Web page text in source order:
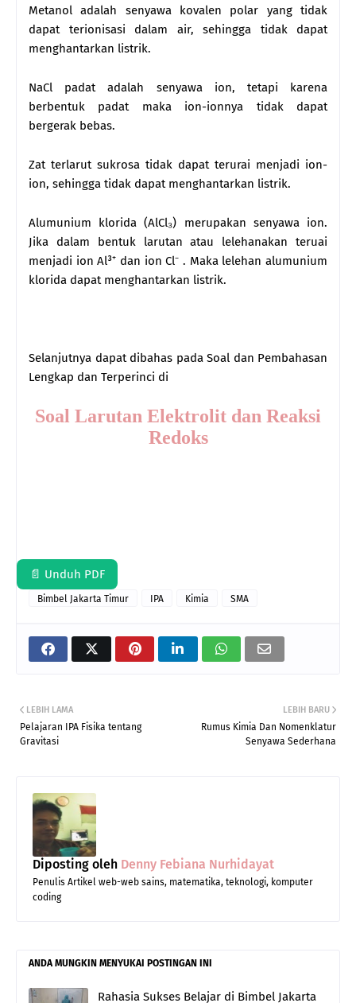
Metanol adalah senyawa kovalen polar yang tidak
dapat terionisasi dalam air, sehingga tidak dapat
menghantarkan listrik.
NaCl padat adalah senyawa ion, tetapi karena
berbentuk padat maka ion-ionnya tidak dapat
bergerak bebas.
Zat terlarut sukrosa tidak dapat terurai menjadi ion-
ion, sehingga tidak dapat menghantarkan listrik.
Alumunium klorida (AlCl₃) merupakan senyawa ion.
Jika dalam bentuk larutan atau lelehanakan teruai
menjadi ion Al³⁺ dan ion Cl⁻ . Maka lelehan alumunium
klorida dapat menghantarkan listrik.
Selanjutnya dapat dibahas pada Soal dan Pembahasan
Lengkap dan Terperinci di
Soal Larutan Elektrolit dan Reaksi
Redoks
📄 Unduh PDF
Bimbel Jakarta Timur IPA Kimia SMA
LEBIH BARU
Rumus Kimia Dan Nomenklatur
Senyawa Sederhana
LEBIH LAMA
Pelajaran IPA Fisika tentang
Gravitasi
Diposting oleh Denny Febiana Nurhidayat
Penulis Artikel web-web sains, matematika, teknologi, komputer
coding
ANDA MUNGKIN MENYUKAI POSTINGAN INI
Rahasia Sukses Belajar di Bimbel Jakarta